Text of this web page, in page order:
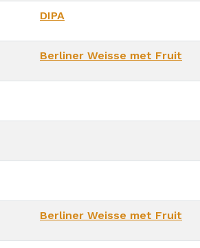
DIPA
Berliner Weisse met Fruit
Berliner Weisse met Fruit